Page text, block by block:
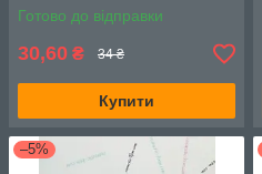
Готово до відправки
30,60 ₴ 34 ₴
Купити
–5%